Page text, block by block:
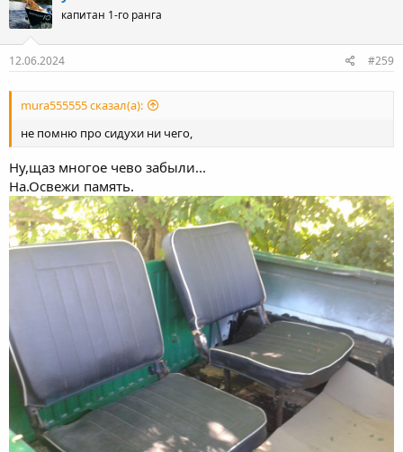
капитан 1-го ранга
12.06.2024 #259
mura555555 сказал(а):
не помню про сидухи ни чего,
Ну,щаз многое чево забыли...
На.Освежи память.